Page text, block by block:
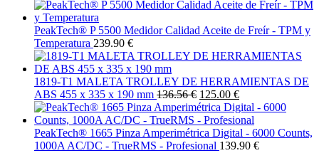
PeakTech® P 5500 Medidor Calidad Aceite de Freír - TPM y
Temperatura 239.90 €
1819-T1 MALETA TROLLEY DE HERRAMIENTAS DE
ABS 455 x 335 x 190 mm 136.56 € 125.00 €
PeakTech® 1665 Pinza Amperimétrica Digital - 6000 Counts,
1000A AC/DC - TrueRMS - Profesional 139.90 €